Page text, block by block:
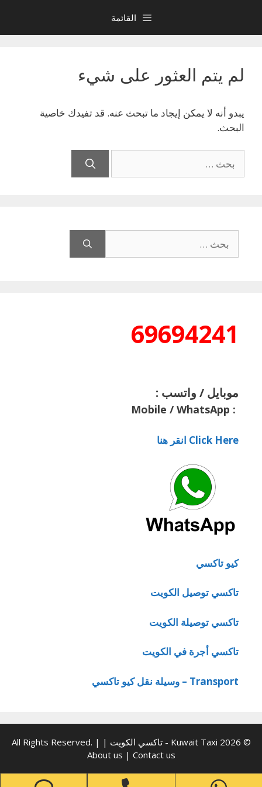
المحتوى
القائمة
لم يتم العثور على شيء
يبدو أنه لا يمكن إيجاد ما تبحث عنه. قد تفيدك خاصية
البحث.
عن:
عن:
69694241
موبايل / واتسب :
:
Mobile / WhatsApp
Click Here انقر هنا
كيو تاكسي
تاكسي توصيل الكويت
تاكسي توصيلة الكويت
تاكسي أجرة في الكويت
Transport – وسيلة نقل كيو تاكسي
© 2026 Kuwait Taxi - تاكسي الكويت | All Rights Reserved. |
About us | Contact us